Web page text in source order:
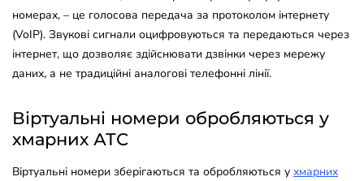
номерах, – це голосова передача за протоколом інтернету
(VoIP). Звукові сигнали оцифровуються та передаються через
інтернет, що дозволяє здійснювати дзвінки через мережу
даних, а не традиційні аналогові телефонні лінії.
Віртуальні номери обробляються у
хмарних АТС
Віртуальні номери зберігаються та обробляються у хмарних